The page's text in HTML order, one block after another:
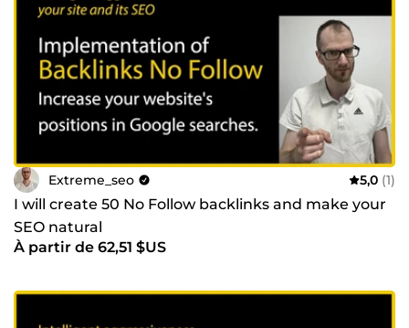
Extreme_seo 5,0 (1)
I will create 50 No Follow backlinks and make your
SEO natural
À partir de 62,51 $US